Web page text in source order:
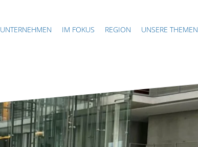
UNTERNEHMEN IM FOKUS REGION UNSERE THEMEN